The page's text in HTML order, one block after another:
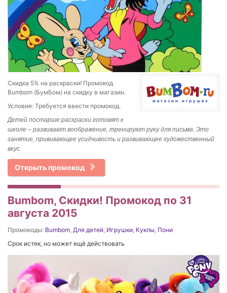
Скидка 5% на раскраски! Промокод
Bumbom (БумБом) на скидку в магазин.
Условия: Требуется ввести промокод.
Детей постарше раскраски готовят к
школе – развивают воображение, тренируют руку для письма. Это
занятие, прививающее усидчивость и развивающее художественный
вкус.
Открыть промокод
Bumbom, Скидки! Промокод по 31
августа 2015
Промокоды: Bumbom, Для детей, Игрушки, Куклы, Пони
Срок истек, но может ещё действовать